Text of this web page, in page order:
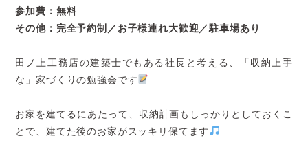
参加費：無料
その他：完全予約制／お子様連れ大歓迎／駐車場あり
田ノ上工務店の建築士でもある社長と考える、「収納上手
な」家づくりの勉強会です
お家を建てるにあたって、収納計画もしっかりとしておくこ
とで、建てた後のお家がスッキリ保てます